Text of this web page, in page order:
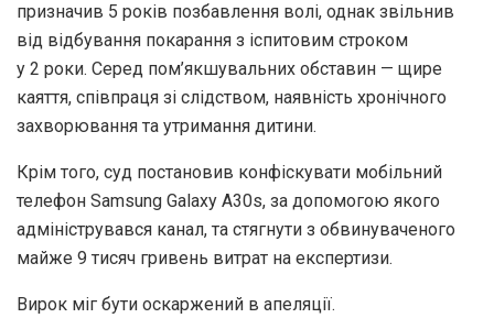
призначив 5 років позбавлення волі, однак звільнив
від відбування покарання з іспитовим строком
у 2 роки. Серед пом’якшувальних обставин — щире
каяття, співпраця зі слідством, наявність хронічного
захворювання та утримання дитини.
Крім того, суд постановив конфіскувати мобільний
телефон Samsung Galaxy A30s, за допомогою якого
адмініструвався канал, та стягнути з обвинуваченого
майже 9 тисяч гривень витрат на експертизи.
Вирок міг бути оскаржений в апеляції.